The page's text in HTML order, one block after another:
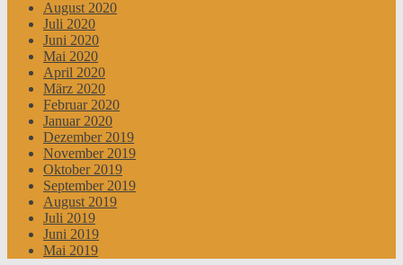
August 2020
Juli 2020
Juni 2020
Mai 2020
April 2020
März 2020
Februar 2020
Januar 2020
Dezember 2019
November 2019
Oktober 2019
September 2019
August 2019
Juli 2019
Juni 2019
Mai 2019